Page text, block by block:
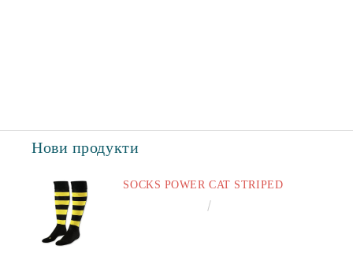
Нови продукти
SOCKS POWER CAT STRIPED